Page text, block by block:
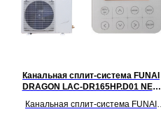
Канальная сплит-система FUNAI
DRAGON LAC-DR165HP.D01 NEW
Канальная сплит-система FUNAI